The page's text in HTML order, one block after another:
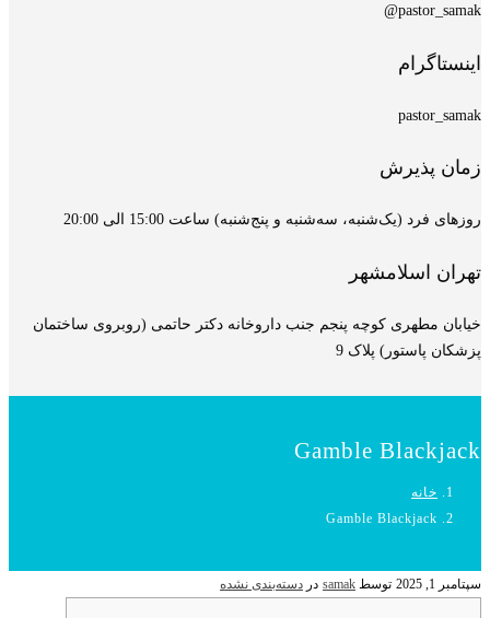
pastor_samak@
اینستاگرام
pastor_samak
زمان پذیرش
روزهای فرد (یک‌شنبه، سه‌شنبه و پنج‌شنبه) ساعت 15:00 الی 20:00
تهران اسلامشهر
خیابان مطهری کوچه پنجم جنب داروخانه دکتر حاتمی (روبروی ساختمان
پزشکان پاستور) پلاک 9
Gamble Blackjack
خانه
Gamble Blackjack
سپتامبر 1, 2025 توسط samak در دسته‌بندی نشده